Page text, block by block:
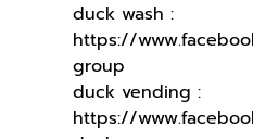
duck wash :
https://
group
duck vending :
https://